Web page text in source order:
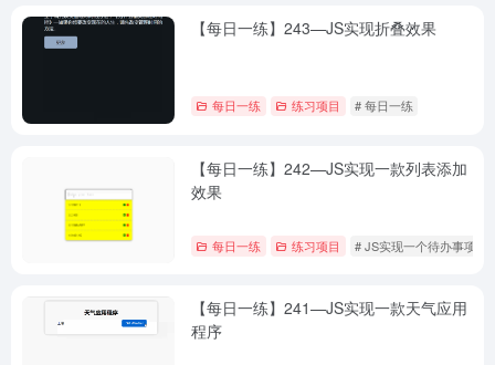
【每日一练】243—JS实现折叠效果
每日一练 练习项目 # 每日一练
【每日一练】242—JS实现一款列表添加
效果
每日一练 练习项目 # JS实现一个待办事项效
【每日一练】241—JS实现一款天气应用
程序